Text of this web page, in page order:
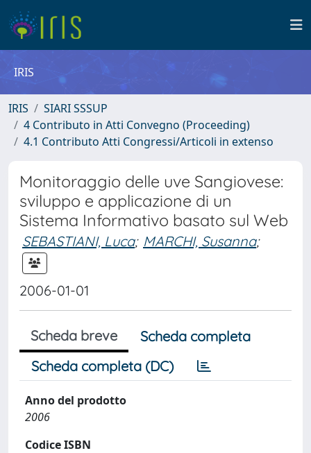
IRIS
IRIS
SIARI SSSUP
4 Contributo in Atti Convegno (Proceeding)
4.1 Contributo Atti Congressi/Articoli in extenso
Monitoraggio delle uve Sangiovese:
sviluppo e applicazione di un
Sistema Informativo basato sul Web
SEBASTIANI, Luca; MARCHI, Susanna;
2006-01-01
Scheda breve
Scheda completa
Scheda completa (DC)
Anno del prodotto
2006
Codice ISBN